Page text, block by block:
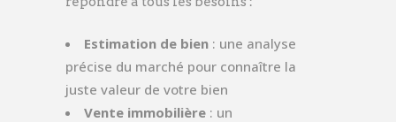
Estimation de bien : une analyse
précise du marché pour connaître la
juste valeur de votre bien
Vente immobilière : un